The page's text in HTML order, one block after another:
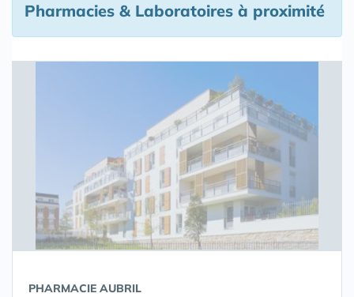
Pharmacies & Laboratoires à proximité
PHARMACIE AUBRIL